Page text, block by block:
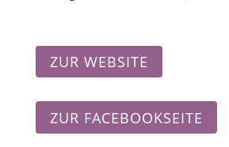
ZUR WEBSITE
ZUR FACEBOOKSEITE